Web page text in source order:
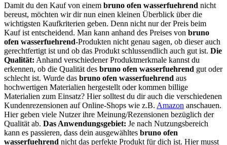
Damit du den Kauf von einem bruno ofen wasserfuehrend nicht
bereust, möchten wir dir nun einen kleinen Überblick über die
wichtigsten Kaufkriterien geben. Denn nicht nur der Preis beim
Kauf ist entscheidend. Man kann anhand des Preises von bruno
ofen wasserfuehrend-Produkten nicht genau sagen, ob dieser auch
gerechtfertigt ist und ob das Produkt schlussendlich auch gut ist. Die
Qualität: Anhand verschiedener Produktmerkmale kannst du
erkennen, ob die Qualität des bruno ofen wasserfuehrend gut oder
schlecht ist. Wurde das bruno ofen wasserfuehrend aus
hochwertigen Materialien hergestellt oder kommen billige
Materialien zum Einsatz? Hier solltest du dir auch die verschiedenen
Kundenrezensionen auf Online-Shops wie z.B. Amazon anschauen.
Hier geben viele Nutzer ihre Meinung/Rezensionen bezüglich der
Qualität ab. Das Anwendungsgebiet: Je nach Nutzungsbereich
kann es passieren, dass dein ausgewähltes bruno ofen
wasserfuehrend nicht das perfekte Produkt für dich ist. Hier musst